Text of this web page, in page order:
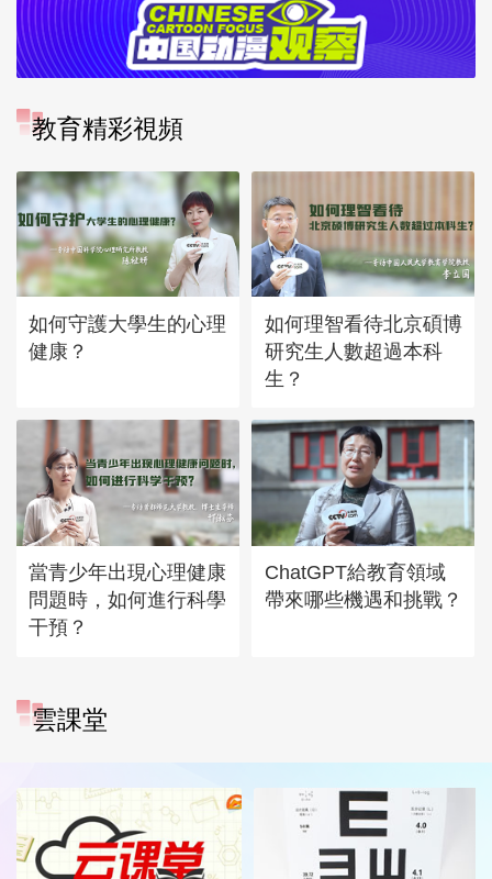
教育精彩視頻
如何守護大學生的心理
健康？
如何理智看待北京碩博
研究生人數超過本科
生？
當青少年出現心理健康
問題時，如何進行科學
干預？
ChatGPT給教育領域
帶來哪些機遇和挑戰？
雲課堂